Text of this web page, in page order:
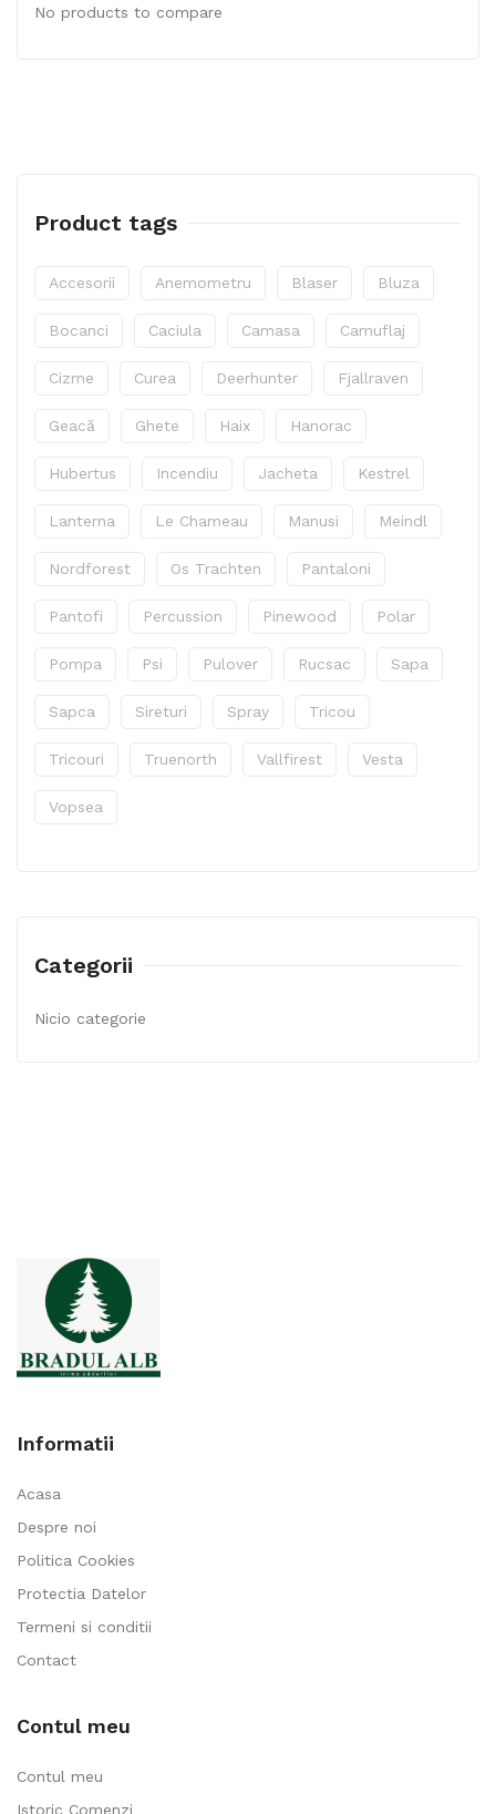
No products to compare
Product tags
Accesorii Anemometru Blaser Bluza
Bocanci Caciula Camasa Camuflaj
Cizme Curea Deerhunter Fjallraven
Geacă Ghete Haix Hanorac
Hubertus Incendiu Jacheta Kestrel
Lanterna Le Chameau Manusi Meindl
Nordforest Os Trachten Pantaloni
Pantofi Percussion Pinewood Polar
Pompa Psi Pulover Rucsac Sapa
Sapca Sireturi Spray Tricou
Tricouri Truenorth Vallfirest Vesta
Vopsea
Categorii
Nicio categorie
Informatii
Acasa
Despre noi
Politica Cookies
Protectia Datelor
Termeni si conditii
Contact
Contul meu
Contul meu
Istoric Comenzi